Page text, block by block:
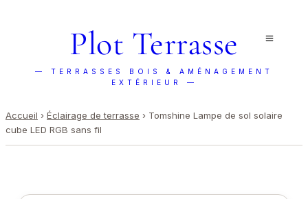
Plot Terrasse
— TERRASSES BOIS & AMÉNAGEMENT
EXTÉRIEUR —
Accueil › Éclairage de terrasse › Tomshine Lampe de sol solaire
cube LED RGB sans fil